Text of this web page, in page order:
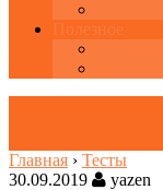
Полезное
Главная › Тесты
30.09.2019
yazen